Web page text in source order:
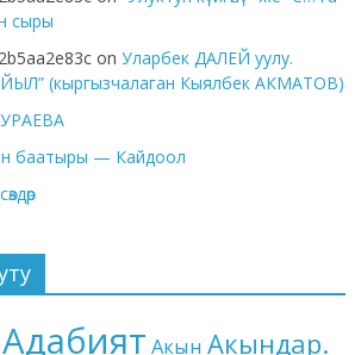
сыры
onУларбек ДАЛЕЙ уулу.
(кыргызчалаган Кыялбек АКМАТОВ)
баатыры — Кайдоол
Адабият Акын Акындар.